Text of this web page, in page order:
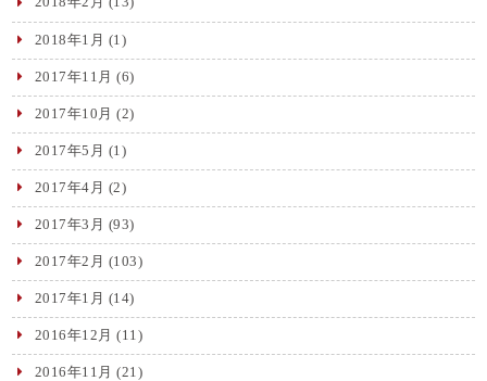
2018年1月 (1)
2017年11月 (6)
2017年10月 (2)
2017年5月 (1)
2017年4月 (2)
2017年3月 (93)
2017年2月 (103)
2017年1月 (14)
2016年12月 (11)
2016年11月 (21)